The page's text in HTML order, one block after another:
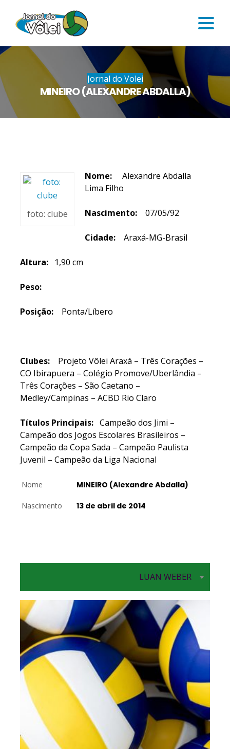
Jornal do Volei
MINEIRO (ALEXANDRE ABDALLA)
foto: clube
Nome: Alexandre Abdalla
Lima Filho
Nascimento: 07/05/92
Cidade: Araxá-MG-Brasil
Altura: 1,90 cm
Peso:
Posição: Ponta/Líbero
Clubes: Projeto Vôlei Araxá – Três Corações –
CO Ibirapuera – Colégio Promove/Uberlândia –
Três Corações – São Caetano –
Medley/Campinas – ACBD Rio Claro
Títulos Principais: Campeão dos Jimi –
Campeão dos Jogos Escolares Brasileiros –
Campeão da Copa Sada – Campeão Paulista
Juvenil – Campeão da Liga Nacional
Nome MINEIRO (Alexandre Abdalla)
Nascimento 13 de abril de 2014
LUAN WEBER